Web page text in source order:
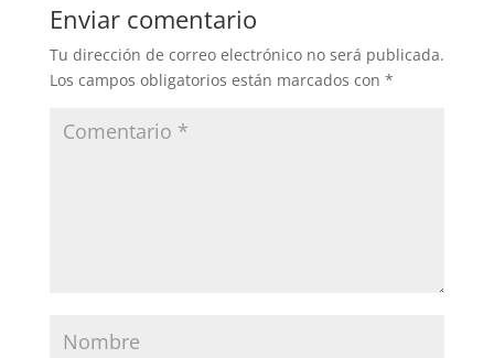
Enviar comentario
Tu dirección de correo electrónico no será publicada.
Los campos obligatorios están marcados con *